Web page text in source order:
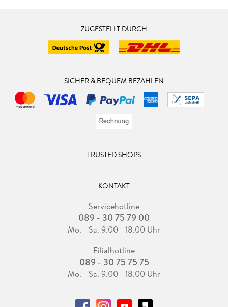
ZUGESTELLT DURCH
SICHER & BEQUEM BEZAHLEN
TRUSTED SHOPS
KONTAKT
Servicehotline
089 - 30 75 79 00
Mo. - Sa. 9.00 - 18.00 Uhr
Filialhotline
089 - 30 75 75 75
Mo. - Sa. 9.00 - 18.00 Uhr